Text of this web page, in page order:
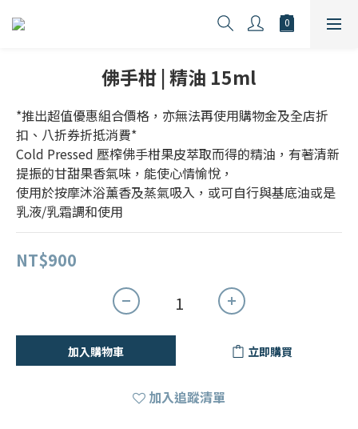
佛手柑 | 精油 15ml
*推出超值優惠組合價格，亦無法再使用購物金及全店折
扣、八折券折抵消費*
Cold Pressed 壓榨佛手柑果皮萃取而得的精油，有著清新
提振的甘甜果香氣味，能使心情愉悅，
使用於按摩沐浴薰香及蒸氣吸入，或可自行與基底油或是
乳液/乳霜調和使用
NT$900
加入購物車 立即購買
加入追蹤清單